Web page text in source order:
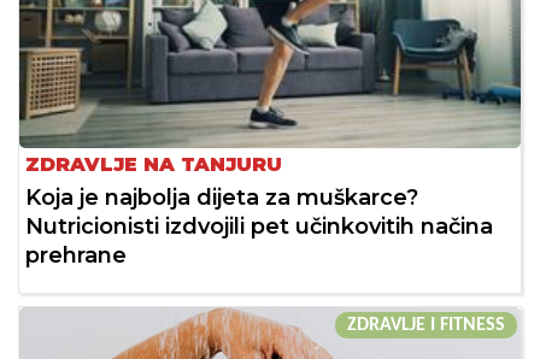
ZDRAVLJE NA TANJURU
Koja je najbolja dijeta za muškarce?
Nutricionisti izdvojili pet učinkovitih načina
prehrane
ZDRAVLJE I FITNESS